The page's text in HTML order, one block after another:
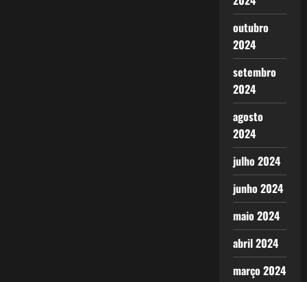
outubro
2024
setembro
2024
agosto
2024
julho 2024
junho 2024
maio 2024
abril 2024
março 2024